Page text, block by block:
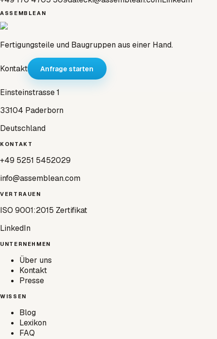
ASSEMBLEAN
Fertigungsteile und Baugruppen aus einer Hand.
Kontakt Anfrage starten
Einsteinstrasse 1
33104 Paderborn
Deutschland
KONTAKT
+49 5251 5452029
info@assemblean.com
VERTRAUEN
ISO 9001:2015 Zertifikat
LinkedIn
UNTERNEHMEN
Über uns
Kontakt
Presse
WISSEN
Blog
Lexikon
FAQ